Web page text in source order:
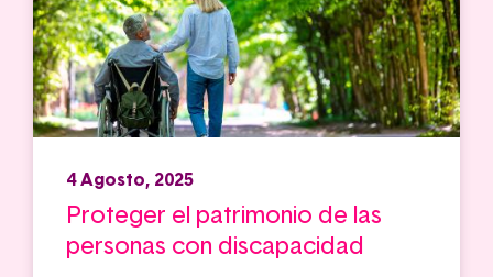
4 Agosto, 2025
Proteger el patrimonio de las
personas con discapacidad